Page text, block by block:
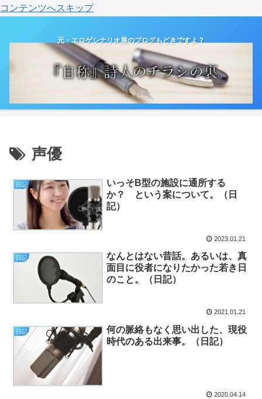
コンテンツへスキップ
元・エロゲシナリオ屋のブログもどきですよ？
声優
日記
いっそB型の施設に通所する
か？ という案について。（日
記）
2023.01.21
日記
なんとはない昔話。あるいは、真
面目に役者になりたかった若き日
のこと。（日記）
2021.01.21
日記
何の脈絡もなく思い出した、現役
時代のある出来事。（日記）
2020.04.14